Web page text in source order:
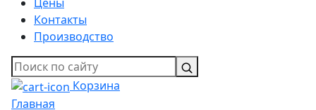
Контакты
Производство
Корзина
Главная